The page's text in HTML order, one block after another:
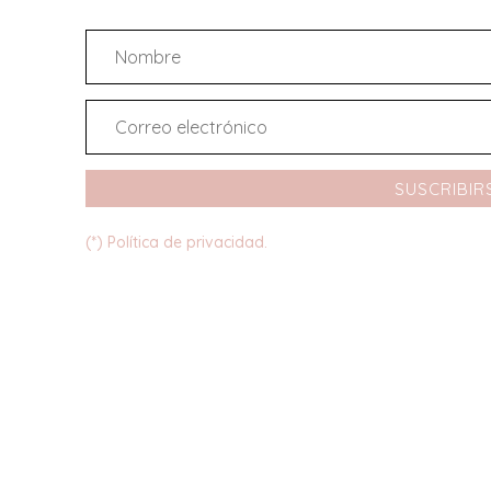
(*) Política de privacidad.